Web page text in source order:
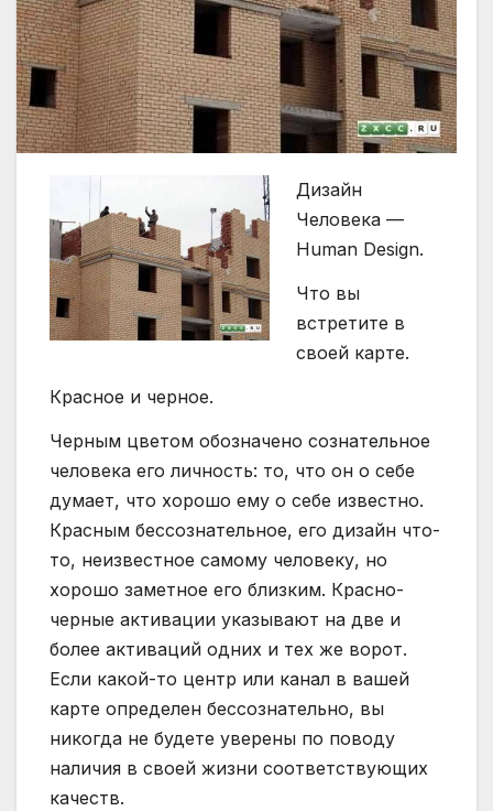
Дизайн
Человека —
Human Design.
Что вы
встретите в
своей карте.
Красное и черное.
Черным цветом обозначено сознательное
человека его личность: то, что он о себе
думает, что хорошо ему о себе известно.
Красным бессознательное, его дизайн что-
то, неизвестное самому человеку, но
хорошо заметное его близким. Красно-
черные активации указывают на две и
более активаций одних и тех же ворот.
Если какой-то центр или канал в вашей
карте определен бессознательно, вы
никогда не будете уверены по поводу
наличия в своей жизни соответствующих
качеств.